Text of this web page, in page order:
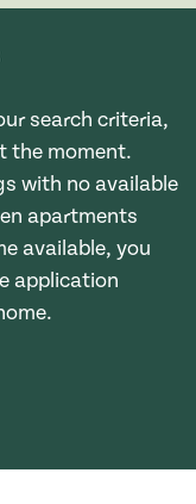
search criteria,
the moment.
with no available
apartments
available, you
application